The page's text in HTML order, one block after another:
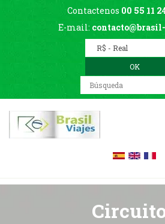
Contactenos 00 55 11
E-mail: